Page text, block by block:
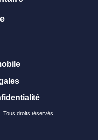
Tous droits réservés.